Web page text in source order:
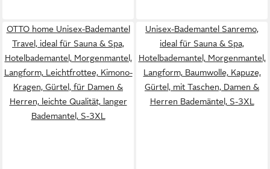
OTTO home Unisex-Bademantel
Travel, ideal für Sauna & Spa,
Hotelbademantel, Morgenmantel,
Langform, Leichtfrottee, Kimono-
Kragen, Gürtel, für Damen &
Herren, leichte Qualität, langer
Bademantel, S-3XL
Unisex-Bademantel Sanremo,
ideal für Sauna & Spa,
Hotelbademantel, Morgenmantel,
Langform, Baumwolle, Kapuze,
Gürtel, mit Taschen, Damen &
Herren Bademäntel, S-3XL